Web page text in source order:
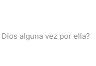
alguna vez por ella?